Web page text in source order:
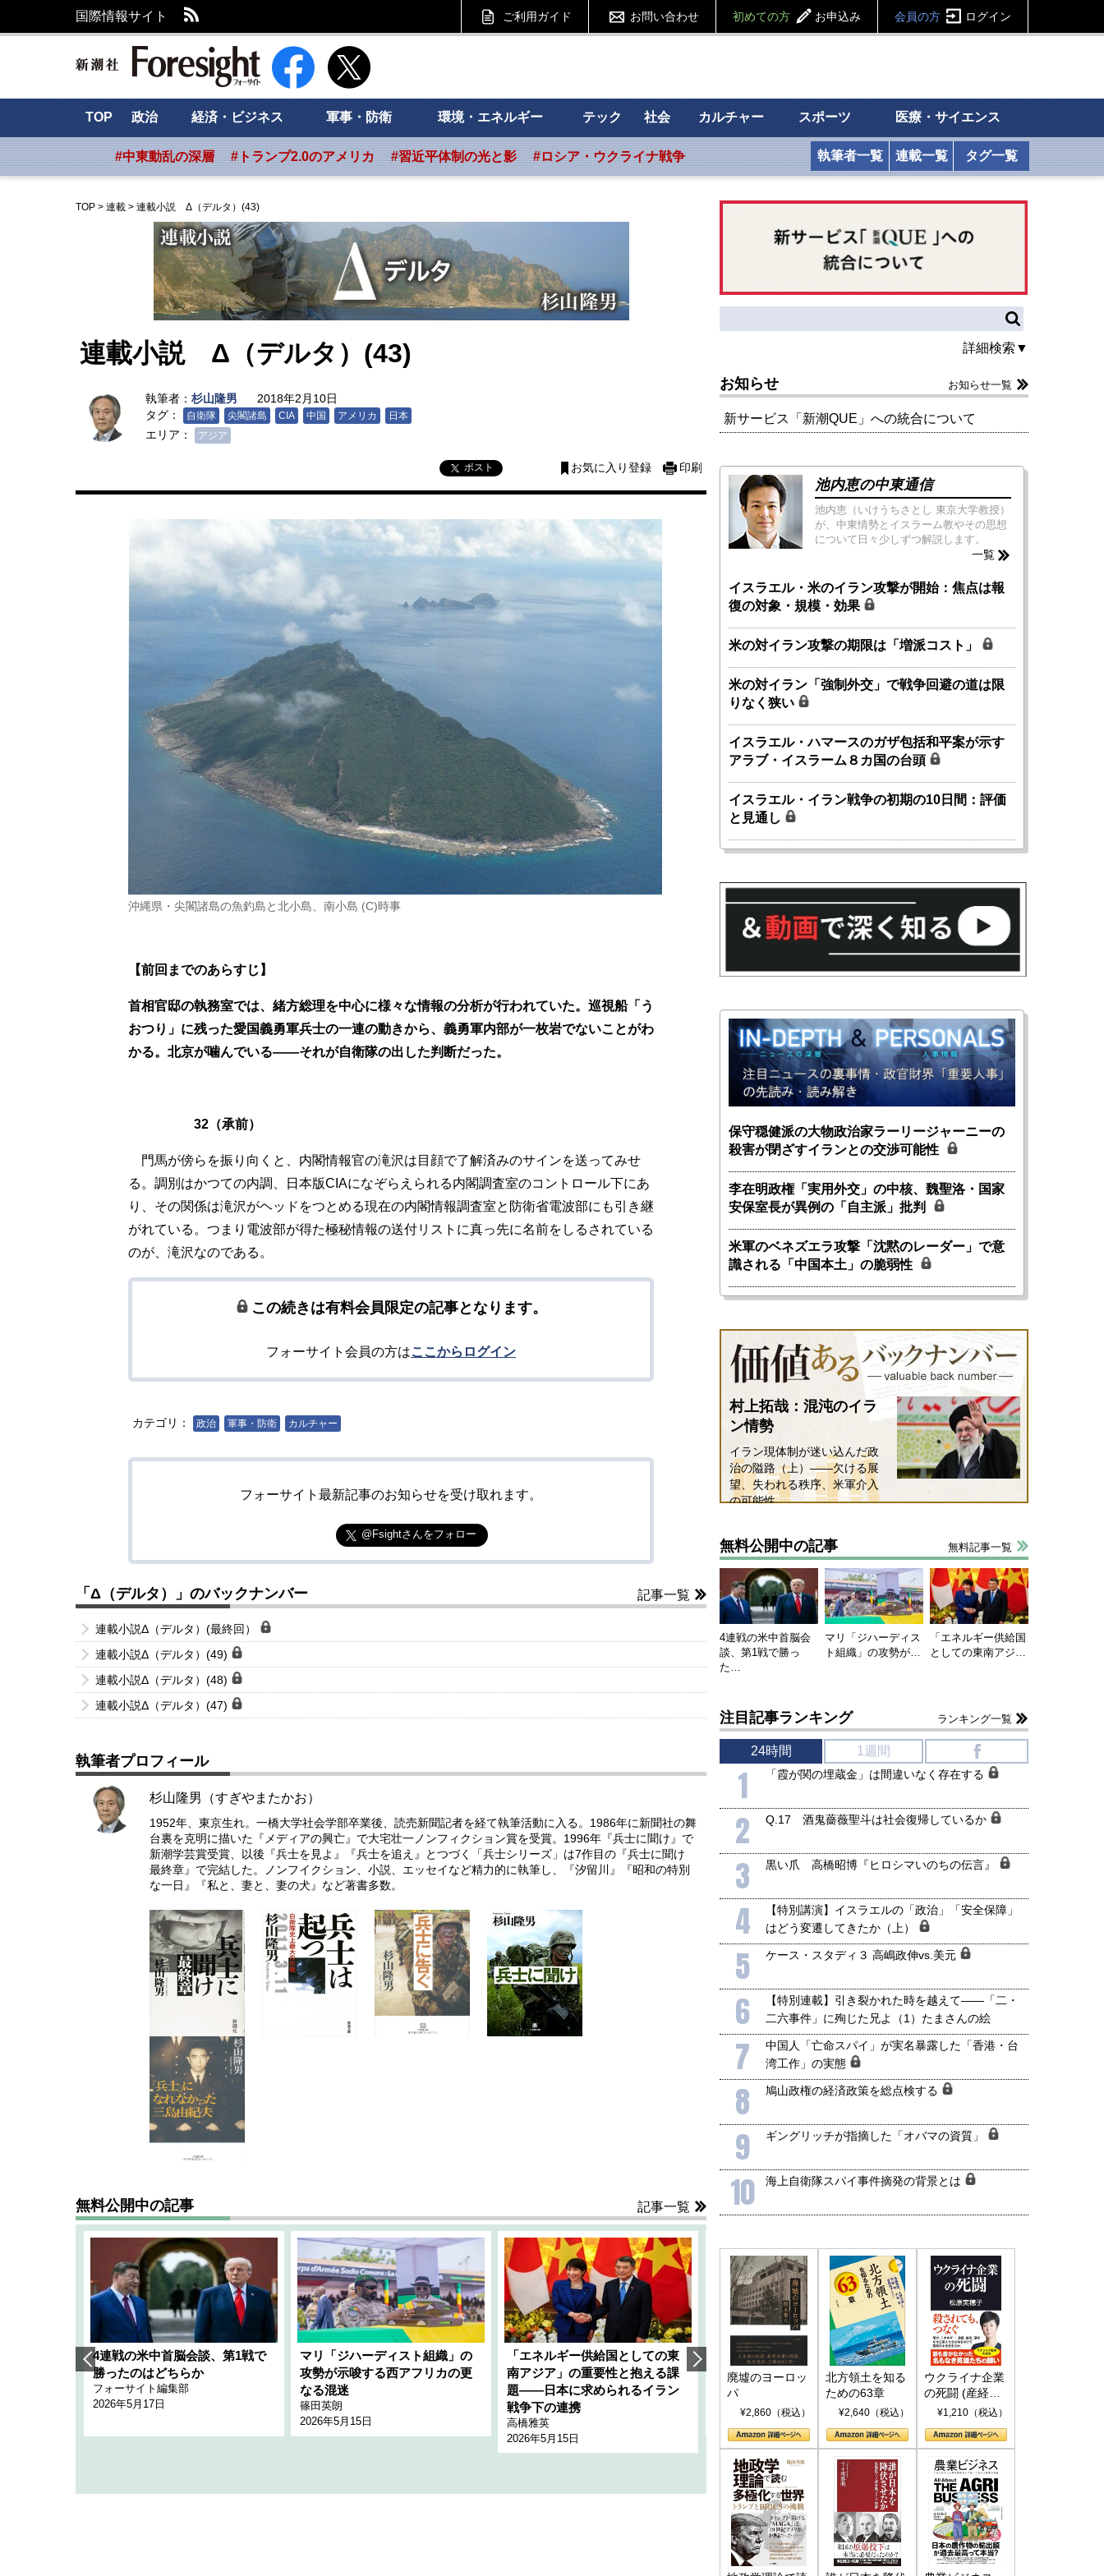
国際情報サイト ご利用ガイド お問い合わせ 初めての方 お申込み 会員の方 ログイン
新潮社 Foresight フォーサイト
TOP 政治 経済・ビジネス 軍事・防衛 環境・エネルギー テック 社会 カルチャー スポーツ 医療・サイエンス
#中東動乱の深層 #トランプ2.0のアメリカ #習近平体制の光と影 #ロシア・ウクライナ戦争 執筆者一覧 連載一覧 タグ一覧
TOP > 連載 > 連載小説 Δ（デルタ）(43)
連載小説 Δ（デルタ）(43)
執筆者： 杉山隆男
2018年2月10日
タグ：
自衛隊 尖閣諸島 CIA 中国 アメリカ 日本
エリア： アジア
ポスト お気に入り登録 印刷
沖縄県・尖閣諸島の魚釣島と北小島、南小島 (C)時事
【前回までのあらすじ】
首相官邸の執務室では、緒方総理を中心に様々な情報の分析が行われていた。巡視船「う
おつり」に残った愛国義勇軍兵士の一連の動きから、義勇軍内部が一枚岩でないことがわ
かる。北京が噛んでいる――それが自衛隊の出した判断だった。
32（承前）
門馬が傍らを振り向くと、内閣情報官の滝沢は目顔で了解済みのサインを送ってみせ
る。調別はかつての内調、日本版CIAになぞらえられる内閣調査室のコントロール下にあ
り、その関係は滝沢がヘッドをつとめる現在の内閣情報調査室と防衛省電波部にも引き継
がれている。つまり電波部が得た極秘情報の送付リストに真っ先に名前をしるされている
のが、滝沢なのである。
この続きは有料会員限定の記事となります。
フォーサイト会員の方はここからログイン
カテゴリ： 政治 軍事・防衛 カルチャー
フォーサイト最新記事のお知らせを受け取れます。
@Fsightさんをフォロー
「Δ（デルタ）」のバックナンバー 記事一覧
連載小説Δ（デルタ）(最終回）
連載小説Δ（デルタ）(49)
連載小説Δ（デルタ）(48)
連載小説Δ（デルタ）(47)
執筆者プロフィール
杉山隆男（すぎやまたかお）
1952年、東京生れ。一橋大学社会学部卒業後、読売新聞記者を経て執筆活動に入る。1986年に新聞社の舞
台裏を克明に描いた『メディアの興亡』で大宅壮一ノンフィクション賞を受賞。1996年『兵士に聞け』で
新潮学芸賞受賞、以後『兵士を見よ』『兵士を追え』とつづく「兵士シリーズ」は7作目の『兵士に聞け
最終章』で完結した。ノンフイクション、小説、エッセイなど精力的に執筆し、『汐留川』『昭和の特別
な一日』『私と、妻と、妻の犬』など著書多数。
無料公開中の記事 記事一覧
4連戦の米中首脳会談、第1戦で
勝ったのはどちらか
フォーサイト編集部
2026年5月17日
マリ「ジハーディスト組織」の
攻勢が示唆する西アフリカの更
なる混迷
篠田英朗
2026年5月15日
「エネルギー供給国としての東
南アジア」の重要性と抱える課
題――日本に求められるイラン
戦争下の連携
高橋雅英
2026年5月15日
韓国にも理解してほしい「極東
1905年体制」における日米韓安
全保障協力の意味
千々和泰明
2026年5月15日
ホルムズ海峡危機で加速したエ
ネルギー転換が「中国依存」に
行き着くリスク
小山堅
2026年5月14日
詳細検索▼
お知らせ お知らせ一覧
新サービス「新潮QUE」への統合について
池内恵の中東通信
池内恵（いけうちさとし 東京大学教授）
が、中東情勢とイスラーム教やその思想
について日々少しずつ解説します。
一覧
イスラエル・米のイラン攻撃が開始：焦点は報
復の対象・規模・効果
米の対イラン攻撃の期限は「増派コスト」
米の対イラン「強制外交」で戦争回避の道は限
りなく狭い
イスラエル・ハマースのガザ包括和平案が示す
アラブ・イスラーム８カ国の台頭
イスラエル・イラン戦争の初期の10日間：評価
と見通し
保守穏健派の大物政治家ラーリージャーニーの
殺害が閉ざすイランとの交渉可能性
李在明政権「実用外交」の中核、魏聖洛・国家
安保室長が異例の「自主派」批判
米軍のベネズエラ攻撃「沈黙のレーダー」で意
識される「中国本土」の脆弱性
村上拓哉：混沌のイラ
ン情勢
イラン現体制が迷い込んだ政
治の隘路（上）――欠ける展
望、失われる秩序、米軍介入
の可能性
無料公開中の記事 無料記事一覧
4連戦の米中首脳会
談、第1戦で勝っ
た…
マリ「ジハーディス
ト組織」の攻勢が…
「エネルギー供給国
としての東南アジ…
注目記事ランキング ランキング一覧
24時間 1週間
1 「霞が関の埋蔵金」は間違いなく存在する
2 Q.17 酒鬼薔薇聖斗は社会復帰しているか
3 黒い爪 高橋昭博『ヒロシマいのちの伝言』
4
【特別講演】イスラエルの「政治」「安全保障」
はどう変遷してきたか（上）
5 ケース・スタディ３ 高嶋政伸vs.美元
6
【特別連載】引き裂かれた時を越えて――「二・
二六事件」に殉じた兄よ（1）たまさんの絵
7
中国人「亡命スパイ」が実名暴露した「香港・台
湾工作」の実態
8 鳩山政権の経済政策を総点検する
9 ギングリッチが指摘した「オバマの資質」
10 海上自衛隊スパイ事件摘発の背景とは
廃墟のヨーロッ
パ
¥2,860（税込）
北方領土を知る
ための63章
¥2,640（税込）
ウクライナ企業
の死闘 (産経セ
レクト S 039)
¥1,210（税込）